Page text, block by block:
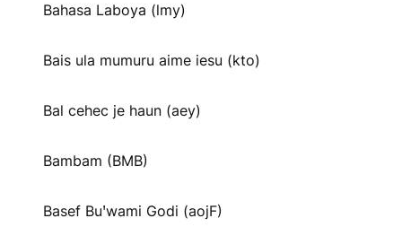
Bahasa Laboya (lmy)
Bais ula mumuru aime iesu (kto)
Bal cehec je haun (aey)
Bambam (BMB)
Basef Buꞌwami Godi (aojF)